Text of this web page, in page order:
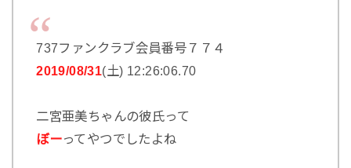
737ファンクラブ会員番号７７４
2019/08/31(土) 12:26:06.70
二宮亜美ちゃんの彼氏って
ぼーってやつでしたよね